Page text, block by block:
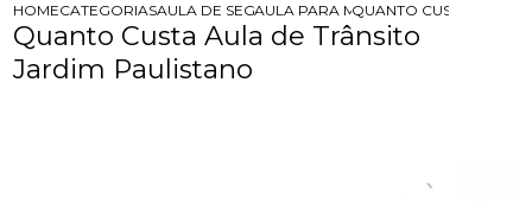
HOMECATEGORIASAULA DE SEGURANCA NO TRANSITO
AULA PARA MOTOCICLISTAS
QUANTO CUSTA AULA
Quanto Custa Aula de Trânsito
Jardim Paulistano